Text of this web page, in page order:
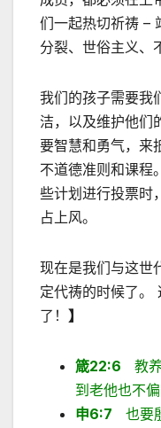
们一起热切祈祷 –
分裂、世俗主义、
我们的孩子需要我
洁，以及维护他们
要智慧和勇气，来
不道德准则和课程
些计划进行投票时
占上风。
现在是我们与这世
定代祷的时候了。
了！ 】
箴22:6 教
到老他也不偏
申6:7 也要